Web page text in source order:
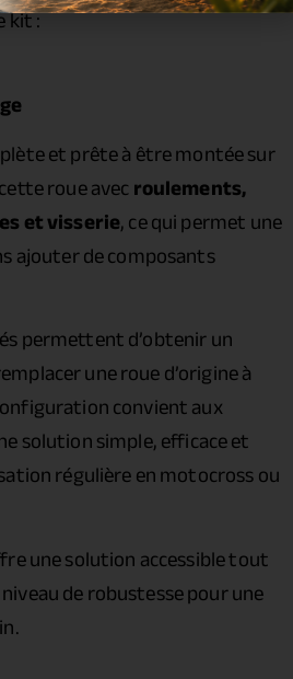
kit :
et prête à être montée sur
roue avecroulements,
et visserie, ce qui permet une
ajouter de composants
permettent d’obtenir un
une roue d’origine à
convient aux
solution simple, efficace et
régulière en motocross ou
une solution accessible tout
de robustesse pour une